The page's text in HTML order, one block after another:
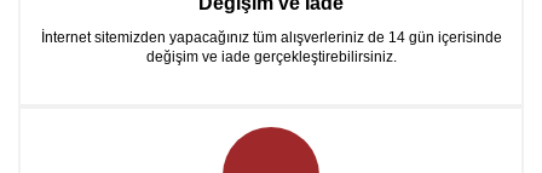
İnternet sitemizden yapacağınız tüm alışverleriniz de 14 gün içerisinde
değişim ve iade gerçekleştirebilirsiniz.